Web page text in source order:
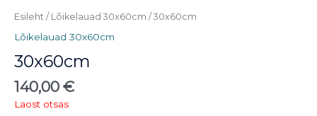
Esileht / Lõikelauad 30x60cm / 30x60cm
Lõikelauad 30x60cm
30x60cm
140,00 €
Laost otsas